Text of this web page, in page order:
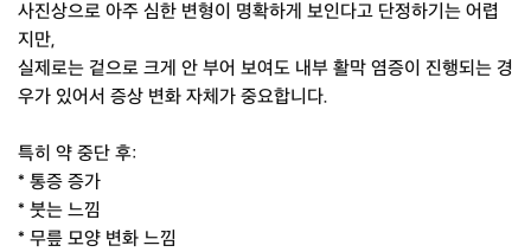
사진상으로 아주 심한 변형이 명확하게 보인다고 단정하기는 어렵
지만,
실제로는 겉으로 크게 안 부어 보여도 내부 활막 염증이 진행되는 경
우가 있어서 증상 변화 자체가 중요합니다.
특히 약 중단 후:
* 통증 증가
* 붓는 느낌
* 무릎 모양 변화 느낌